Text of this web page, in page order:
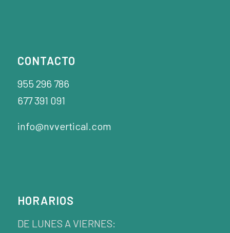
CONTACTO
955 296 786
677 391 091
info@nvvertical.com
HORARIOS
DE LUNES A VIERNES: